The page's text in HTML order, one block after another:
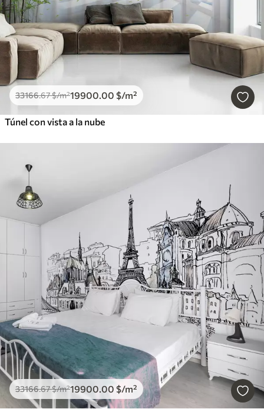
33166.67$/m²19900.00 $/m²
Túnel con vista a la nube
33166.67$/m²19900.00 $/m²